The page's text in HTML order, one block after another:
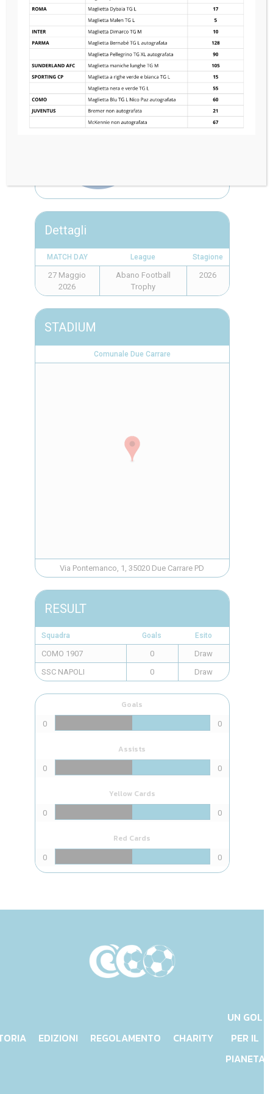
COMO 1907
0
—
0
Dettagli
MATCH DAY League Stagione
27 Maggio
2026
Abano Football
Trophy
2026
STADIUM
Comunale Due Carrare
Via Pontemanco, 1, 35020 Due Carrare PD
RESULT
Squadra Goals Esito
COMO 1907 0
Draw
SSC NAPOLI
0 Draw
Goals
0 0
Assists
0 0
Yellow Cards
0 0
Red Cards
0 0
EDIZIONI REGOLAMENTO CHARITY
UN GOL
PER IL
PIANETA